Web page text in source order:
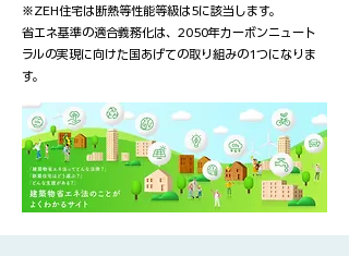
※ ZEH住宅は断熱等性能等級は5に該当します。
省エネ基準の適合義務化は、2050年カーボンニュート
ラルの実現に向けた国あげての取り組みの1つになりま
す。